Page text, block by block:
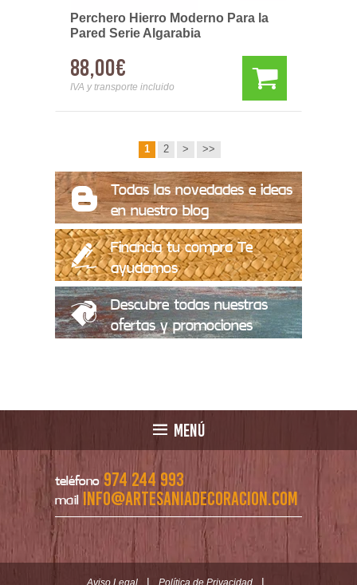
Perchero Hierro Moderno Para la
Pared Serie Algarabia
88,00€
IVA y transporte incluido
1 2 > >>
Todas las novedades e ideas
en nuestro blog
Financia tu compra Te
ayudamos
Descubre todas nuestras
ofertas y promociones
MENÚ
teléfono 974 244 993
mail info@artesaniadecoracion.com
Aviso Legal | Política de Privacidad |